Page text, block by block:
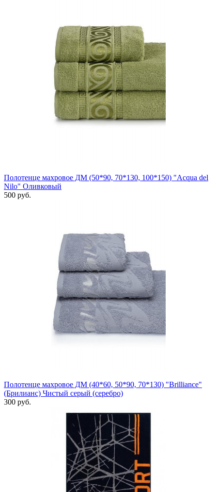
Полотенце махровое ДМ (50*90, 70*130, 100*150) "Acqua del
Nilo" Оливковый
500 руб.
Полотенце махровое ДМ (40*60, 50*90, 70*130) "Brilliance"
(Брилианс) Чистый серый (серебро)
300 руб.